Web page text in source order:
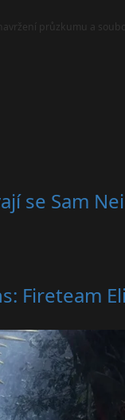
průzkumu a
se Sam
Fireteam